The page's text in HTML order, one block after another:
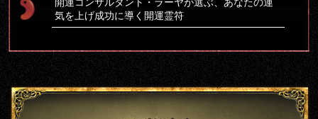
開運コンサルタント・ラーヤが選ぶ、あなたの運
気を上げ成功に導く開運霊符